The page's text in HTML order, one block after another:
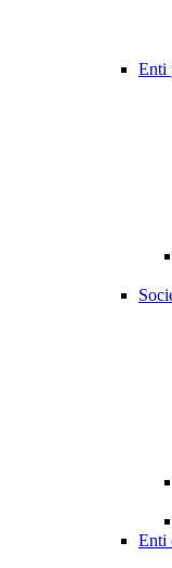
Enti
Enti